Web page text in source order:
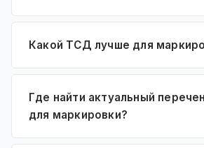
Какой ТСД лучше для
Где найти актуальный
для маркировки?